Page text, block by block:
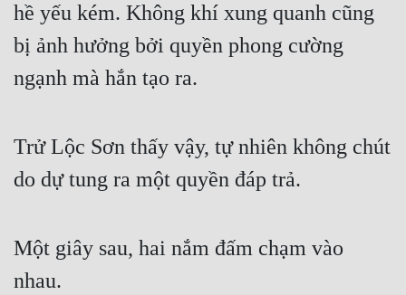
Cổ Tiên Hiệp
Cổ Đại
Dã Sử
Dị Giới
hề yếu kém. Không khí xung quanh cũng
bị ảnh hưởng bởi quyền phong cường
ngạnh mà hắn tạo ra.
Trử Lộc Sơn thấy vậy, tự nhiên không chút
do dự tung ra một quyền đáp trả.
Một giây sau, hai nắm đấm chạm vào
nhau.